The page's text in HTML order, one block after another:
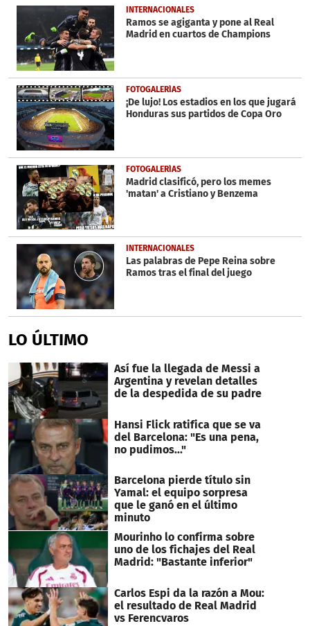
39
seconds
INTERNACIONALES
Ramos se agiganta y pone al Real
Madrid en cuartos de Champions
FOTOGALERÍAS
¡De lujo! Los estadios en los que jugará
Honduras sus partidos de Copa Oro
FOTOGALERÍAS
Madrid clasificó, pero los memes
'matan' a Cristiano y Benzema
INTERNACIONALES
Las palabras de Pepe Reina sobre
Ramos tras el final del juego
LO ÚLTIMO
Así fue la llegada de Messi a
Argentina y revelan detalles
de la despedida de su padre
Hansi Flick ratifica que se va
del Barcelona: "Es una pena,
no pudimos..."
Barcelona pierde título sin
Yamal: el equipo sorpresa
que le ganó en el último
minuto
Mourinho lo confirma sobre
uno de los fichajes del Real
Madrid: "Bastante inferior"
Carlos Espi da la razón a Mou:
el resultado de Real Madrid
vs Ferencvaros